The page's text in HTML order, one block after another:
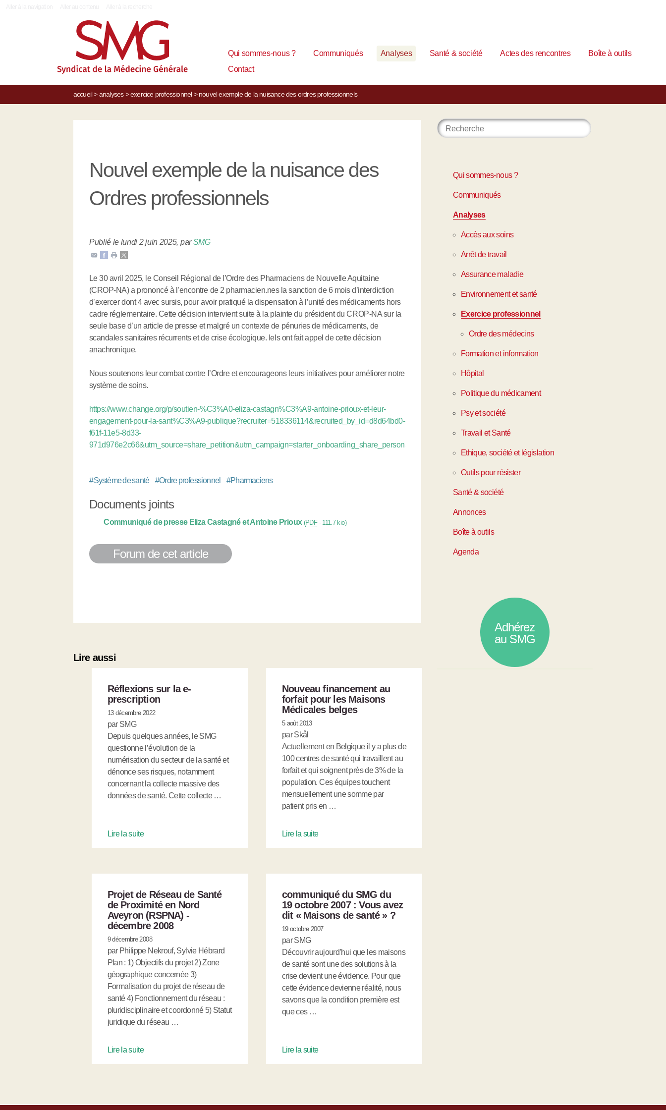
Qui sommes-nous ? Communiqués Analyses Santé & société Actes des rencontres
Boîte à outils
Contact
accueil> analyses> exercice professionnel> nouvel exemple de la nuisance des ordres professionnels
Nouvel exemple de la nuisance des
Ordres professionnels
Publié le lundi 2 juin 2025, parSMG
Le 30 avril 2025, le Conseil Régional de l’Ordre des Pharmaciens de Nouvelle Aquitaine
(CROP-NA) a prononcé à l’encontre de 2 pharmacien.nes la sanction de 6 mois d’interdiction
d’exercer dont 4 avec sursis, pour avoir pratiqué la dispensation à l’unité des médicaments hors
cadre réglementaire. Cette décision intervient suite à la plainte du président du CROP-NA sur la
seule base d’un article de presse et malgré un contexte de pénuries de médicaments, de
scandales sanitaires récurrents et de crise écologique. Iels ont fait appel de cette décision
anachronique.
Nous soutenons leur combat contre l’Ordre et encourageons leurs initiatives pour améliorer notre
système de soins.
https://www.change.org/p/soutien-%C3%A0-eliza-castagn%C3%A9-antoine-prioux-et-leur-
engagement-pour-la-sant%C3%A9-publique?recruiter=518336114&recruited_by_id=d8d64bd0-
f61f-11e5-8d33-
971d976e2c66&utm_source=share_petition&utm_campaign=starter_onboarding_share_personal&utm_medium=copylink
#Système de santé #Ordre professionnel #Pharmaciens
Documents joints
Communiqué de presse Eliza Castagné et Antoine Prioux (PDF- 111.7 kio)
Forum de cet article
Lire aussi
Réflexions sur la e-
prescription
13 décembre 2022
par SMG
Depuis quelques années, le SMG
questionne l’évolution de la
numérisation du secteur de la santé et
dénonce ses risques, notamment
concernant la collecte massive des
données de santé. Cette collecte …
Lire la suite
Nouveau financement au
forfait pour les Maisons
Médicales belges
5 août 2013
par Skål
Actuellement en Belgique il y a plus de
100 centres de santé qui travaillent au
forfait et qui soignent près de 3% de la
population. Ces équipes touchent
mensuellement une somme par
patient pris en …
Lire la suite
Projet de Réseau de Santé
de Proximité en Nord
Aveyron (RSPNA) -
décembre 2008
9 décembre 2008
par Philippe Nekrouf, Sylvie Hébrard
Plan : 1) Objectifs du projet 2) Zone
géographique concernée 3)
Formalisation du projet de réseau de
santé 4) Fonctionnement du réseau :
pluridisciplinaire et coordonné 5) Statut
juridique du réseau …
Lire la suite
communiqué du SMG du
19 octobre 2007 : Vous avez
dit « Maisons de santé » ?
19 octobre 2007
par SMG
Découvrir aujourd’hui que les maisons
de santé sont une des solutions à la
crise devient une évidence. Pour que
cette évidence devienne réalité, nous
savons que la condition première est
que ces …
Lire la suite
Qui sommes-nous ?
Communiqués
Analyses
Accès aux soins
Arrêt de travail
Assurance maladie
Environnement et santé
Exercice professionnel
Ordre des médecins
Formation et information
Hôpital
Politique du médicament
Psy et société
Travail et Santé
Ethique, société et législation
Outils pour résister
Santé & société
Annonces
Boîte à outils
Agenda
Adhérez
au SMG